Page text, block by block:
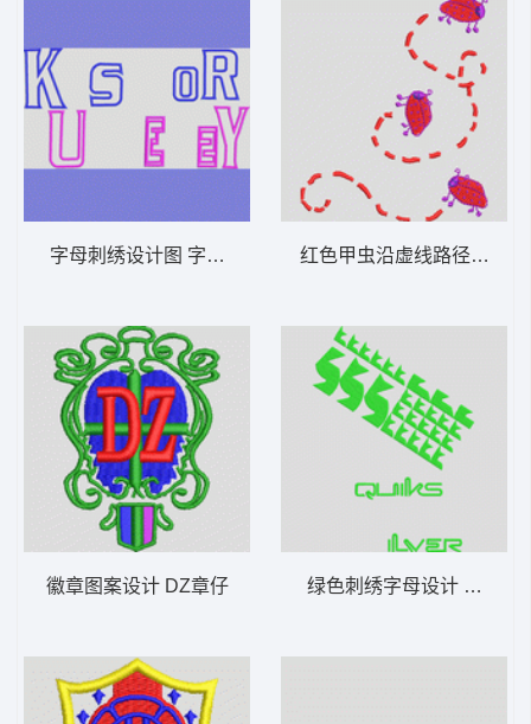
字母刺绣设计图 字母贴布
徽章图案设计 DZ章仔
红色甲虫沿虚线路径移动
绿色刺绣字母设计 它它米